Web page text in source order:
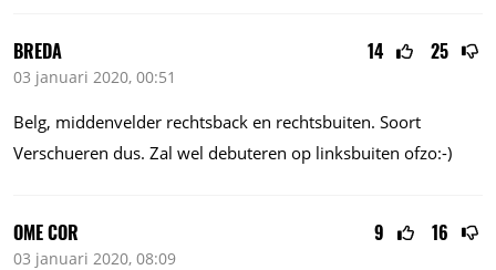
14 25
BREDA
03 januari 2020, 00:51
Belg, middenvelder rechtsback en rechtsbuiten. Soort
Verschueren dus. Zal wel debuteren op linksbuiten ofzo:-)
9 16
OME COR
03 januari 2020, 08:09